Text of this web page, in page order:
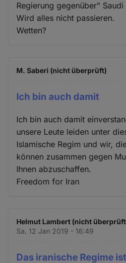
Regierung gegenüber"
Wird alles nicht passieren.
Wetten?
M. Saberi (nicht überprüft)
Ich bin auch damit
Ich bin auch damit
unsere Leute leiden unter
Islamische Regim und wir,
können zusammen gegen
Ihnen abzuschaffen.
Freedom for Iran
Helmut Lambert (nicht
Sa. 12 Jan 2019 - 16:49
Das iranische Regime ist